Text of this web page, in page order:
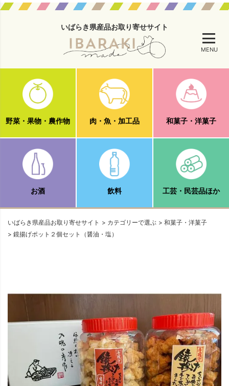
いばらき県産品お取り寄せサイト
MENU
野菜・果物・農作物 肉・魚・加工品 和菓子・洋菓子
お酒 飲料 工芸・民芸品ほか
いばらき県産品お取り寄せサイト カテゴリーで選ぶ
和菓子・洋菓子
鏡揚げポット２個セット（醤油・塩）